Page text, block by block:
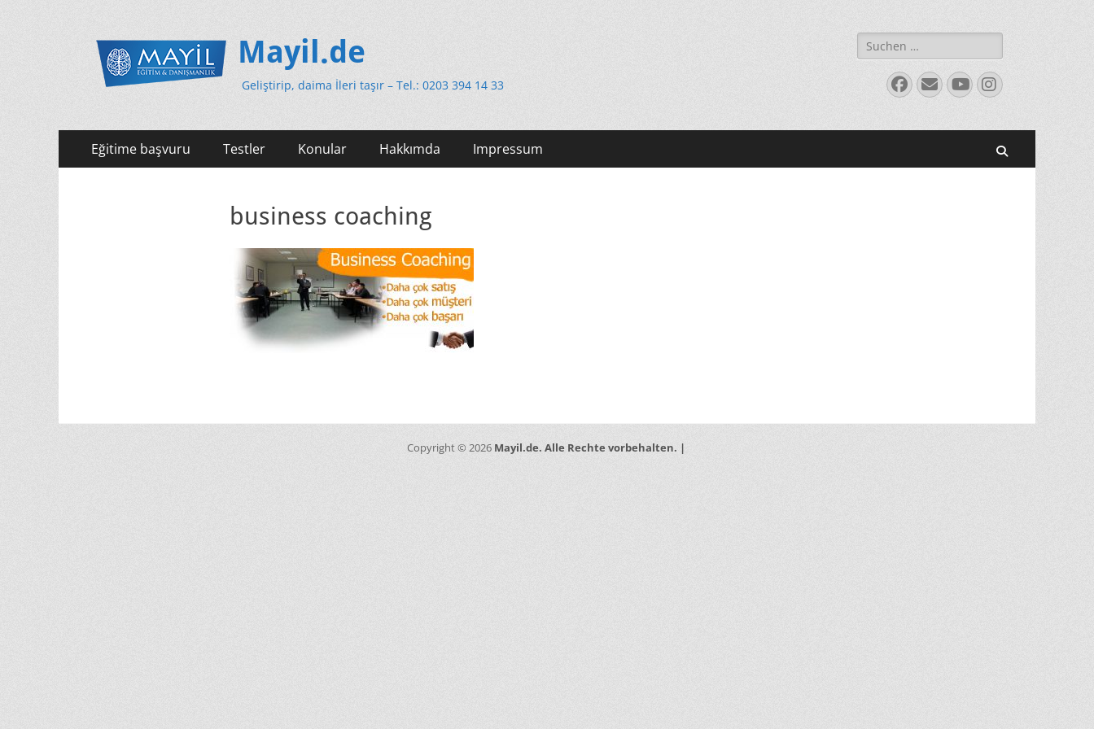
Mayil.de
Geliştirip, daima İleri taşır – Tel.: 0203 394 14 33
Suchen
nach:
Facebook
E-
Mail
YouTube
Instagram
Primäres
Menü
Inhalt
Eğitime başvuru Testler Konular Hakkımda Impressum
business coaching
Mayil.de